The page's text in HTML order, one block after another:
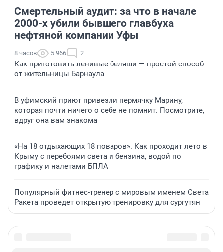
Смертельный аудит: за что в начале
2000-х убили бывшего главбуха
нефтяной компании Уфы
8 часов 5 966 2
Как приготовить ленивые беляши — простой способ
от жительницы Барнаула
В уфимский приют привезли пермячку Марину,
которая почти ничего о себе не помнит. Посмотрите,
вдруг она вам знакома
«На 18 отдыхающих 18 поваров». Как проходит лето в
Крыму с перебоями света и бензина, водой по
графику и налетами БПЛА
Популярный фитнес-тренер с мировым именем Света
Ракета проведет открытую тренировку для сургутян